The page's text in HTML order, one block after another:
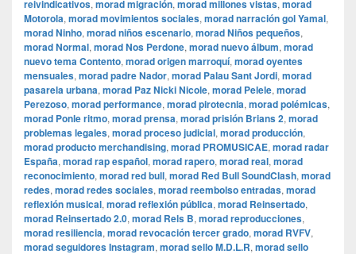
reivindicativos, morad migración, morad millones vistas, morad
Motorola, morad movimientos sociales, morad narración gol Yamal,
morad Ninho, morad niños escenario, morad Niños pequeños,
morad Normal, morad Nos Perdone, morad nuevo álbum, morad
nuevo tema Contento, morad origen marroquí, morad oyentes
mensuales, morad padre Nador, morad Palau Sant Jordi, morad
pasarela urbana, morad Paz Nicki Nicole, morad Pelele, morad
Perezoso, morad performance, morad pirotecnia, morad polémicas,
morad Ponle ritmo, morad prensa, morad prisión Brians 2, morad
problemas legales, morad proceso judicial, morad producción,
morad producto merchandising, morad PROMUSICAE, morad radar
España, morad rap español, morad rapero, morad real, morad
reconocimiento, morad red bull, morad Red Bull SoundClash, morad
redes, morad redes sociales, morad reembolso entradas, morad
reflexión musical, morad reflexión pública, morad Reinsertado,
morad Reinsertado 2.0, morad Rels B, morad reproducciones,
morad resiliencia, morad revocación tercer grado, morad RVFV,
morad seguidores Instagram, morad sello M.D.L.R, morad sello